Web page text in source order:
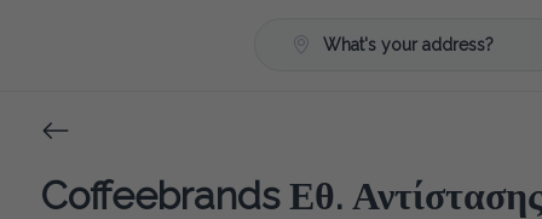
What's your address?
Coffeebrands Εθ.